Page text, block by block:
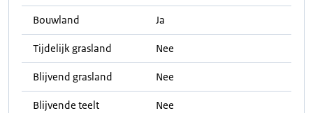
Bouwland Ja
Tijdelijk grasland Nee
Blijvend grasland Nee
Blijvende teelt Nee